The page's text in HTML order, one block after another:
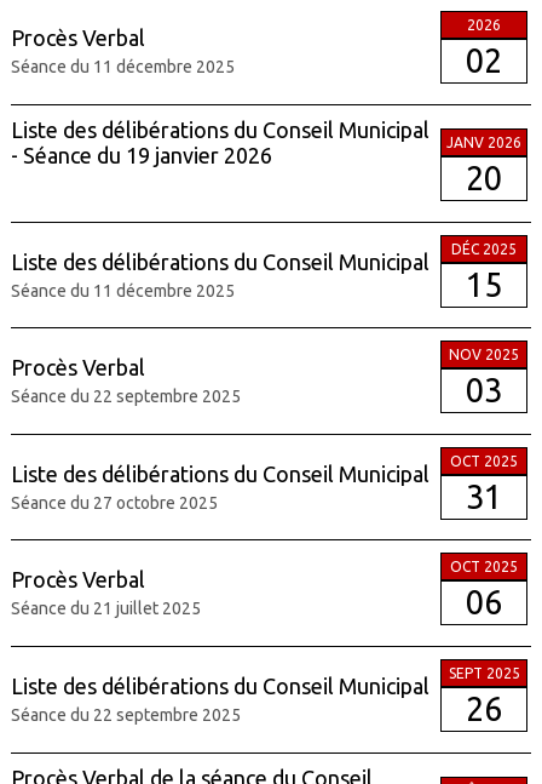
Procès Verbal
Séance du 11 décembre 2025
2026
02
Liste des délibérations du Conseil Municipal
- Séance du 19 janvier 2026
JANV 2026
20
Liste des délibérations du Conseil Municipal
Séance du 11 décembre 2025
DÉC 2025
15
Procès Verbal
Séance du 22 septembre 2025
NOV 2025
03
Liste des délibérations du Conseil Municipal
Séance du 27 octobre 2025
OCT 2025
31
Procès Verbal
Séance du 21 juillet 2025
OCT 2025
06
Liste des délibérations du Conseil Municipal
Séance du 22 septembre 2025
SEPT 2025
26
Procès Verbal de la séance du Conseil